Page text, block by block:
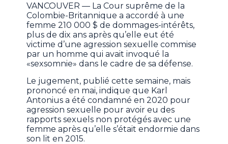
VANCOUVER — La Cour suprême de la
Colombie-Britannique a accordé à une
femme 210 000 $ de dommages-intérêts,
plus de dix ans après qu’elle eut été
victime d’une agression sexuelle commise
par un homme qui avait invoqué la
«sexsomnie» dans le cadre de sa défense.
Le jugement, publié cette semaine, mais
prononcé en mai, indique que Karl
Antonius a été condamné en 2020 pour
agression sexuelle pour avoir eu des
rapports sexuels non protégés avec une
femme après qu’elle s’était endormie dans
son lit en 2015.